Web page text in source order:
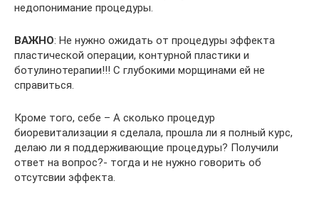
недопонимание процедуры.
ВАЖНО: Не нужно ожидать от процедуры эффекта
пластической операции, контурной пластики и
ботулинотерапии!!! С глубокими морщинами ей не
справиться.
Кроме того, себе – А сколько процедур
биоревитализации я сделала, прошла ли я полный курс,
делаю ли я поддерживающие процедуры? Получили
ответ на вопрос?- тогда и не нужно говорить об
отсутсвии эффекта.